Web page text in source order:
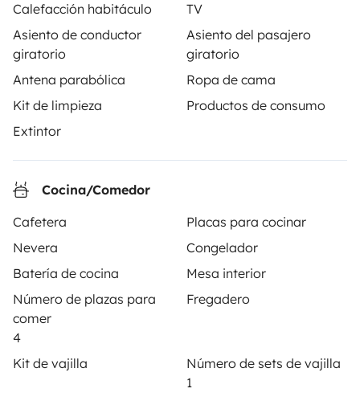
Calefacción habitáculo
TV
Asiento de conductor
giratorio
Asiento del pasajero
giratorio
Antena parabólica
Ropa de cama
Kit de limpieza
Productos de consumo
Extintor
Cocina/Comedor
Cafetera
Placas para cocinar
Nevera
Congelador
Batería de cocina
Mesa interior
Número de plazas para
comer
4
Fregadero
Kit de vajilla
Número de sets de vajilla
1
90 €/día
Solicitud de alquiler
particulares. La plataforma tiene el papel de
llave en mano para unas vacaciones en total libertad y
seguridad.
3.82/5 sobre 1171 opiniones de usuarios en Trusted
Shops
Instagram
X Facebook